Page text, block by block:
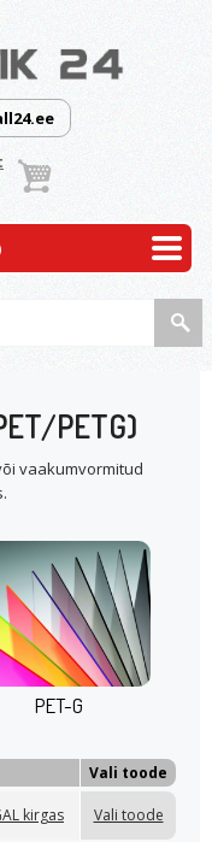
PETG)
vaakumvormitud
PET-G
Vali toode
kirgas Vali toode